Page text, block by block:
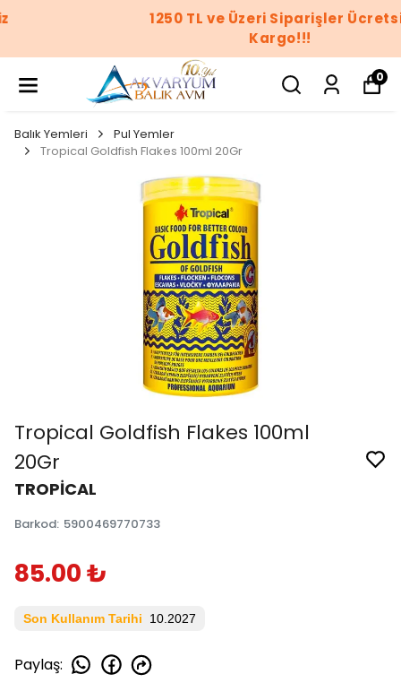
1250 TL ve Üzeri Siparişler Ücretsiz
0
Balık Yemleri
Pul Yemler
Tropical Goldfish Flakes 100ml 20Gr
Tropical Goldfish Flakes 100ml
20Gr
TROPİCAL
Barkod: 5900469770733
85.00 ₺
Son Kullanım Tarihi 10.2027
Paylaş: